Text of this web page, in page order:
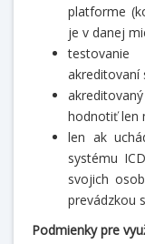
platforme
je v danej
akreditovaní
hodnotiť len
len ak
systému
svojich
prevádzkou
Podmienky pre